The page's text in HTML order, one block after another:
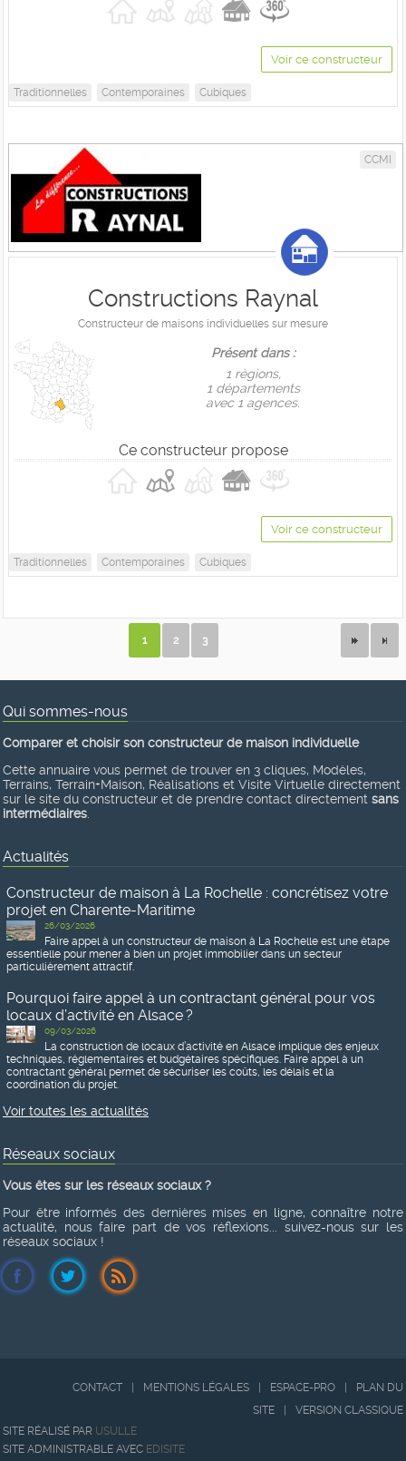
Voir ce constructeur
Traditionnelles Contemporaines Cubiques
CCMI
Constructions Raynal
Constructeur de maisons individuelles sur mesure
Présent dans :
1 règions,
1 départements
avec 1 agences.
Ce constructeur propose
Voir ce constructeur
Traditionnelles Contemporaines Cubiques
1 2 3
Qui sommes-nous
Comparer et choisir son constructeur de maison individuelle
Cette annuaire vous permet de trouver en 3 cliques, Modèles,
Terrains, Terrain+Maison, Réalisations et Visite Virtuelle directement
sur le site du constructeur et de prendre contact directement sans
intermédiaires
Actualités
Constructeur de maison à La Rochelle : concrétisez votre
projet en Charente-Maritime
26/03/2026
Faire appel à un constructeur de maison à La Rochelle est une étape
essentielle pour mener à bien un projet immobilier dans un secteur
particulièrement attractif.
Pourquoi faire appel à un contractant général pour vos
locaux d’activité en Alsace ?
09/03/2026
La construction de locaux d’activité en Alsace implique des enjeux
techniques, réglementaires et budgétaires spécifiques. Faire appel à un
contractant général permet de sécuriser les coûts, les délais et la
coordination du projet.
Voir toutes les actualités
Réseaux sociaux
Vous êtes sur les réseaux sociaux ?
Pour être informés des dernières mises en ligne, connaître notre
actualité, nous faire part de vos réflexions... suivez-nous sur les
réseaux sociaux !
CONTACT MENTIONS LÉGALES ESPACE-PRO
PLAN DU
SITE
VERSION CLASSIQUE
SITE RÉALISÉ PAR USULLE
SITE ADMINISTRABLE AVEC EDISITE